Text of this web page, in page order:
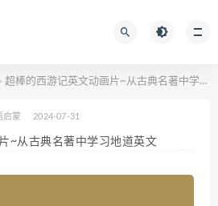
超棒的西游记英文动画片~从古典名著中学习地道英文
启蒙 2024-07-31
~从古典名著中学习地道英文